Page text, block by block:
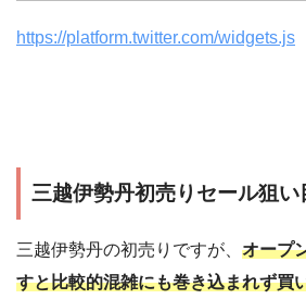
https://platform.twitter.com/widgets.js
三越伊勢丹初売りセール狙い
三越伊勢丹の初売りですが、 オープ
すと比較的混雑にも巻き込まれず買